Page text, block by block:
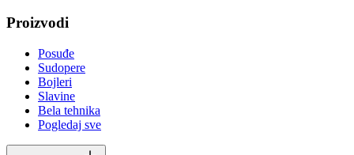
Proizvodi
Posuđe
Sudopere
Bojleri
Slavine
Bela tehnika
Pogledaj sve